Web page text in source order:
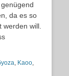
da es so
will.
, Kaoo,